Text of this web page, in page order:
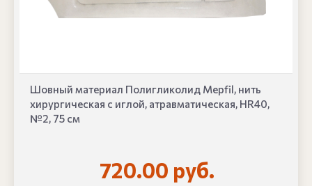
Шовный материал Полигликолид Mepfil, нить
хирургическая с иглой, атравматическая, HR40,
№2, 75 см
720.00 руб.